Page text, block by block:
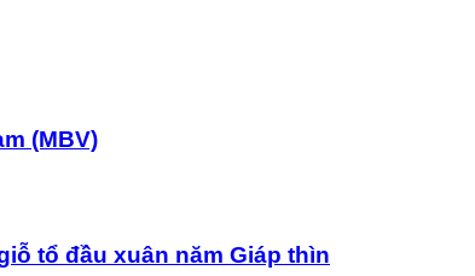
(MBV)
tổ đầu xuân năm Giáp thìn